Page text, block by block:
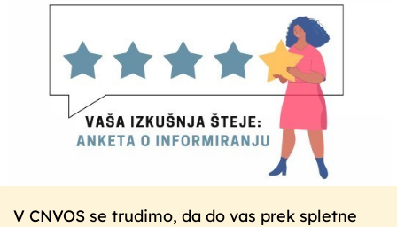
V CNVOS se trudimo, da do vas prek spletne